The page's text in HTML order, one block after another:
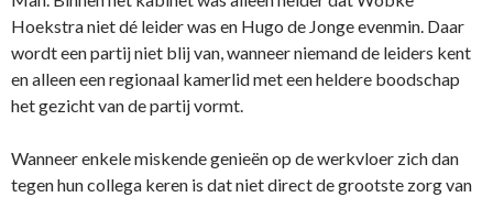
Hoekstra niet dé leider was en Hugo de Jonge evenmin. Daar
wordt een partij niet blij van, wanneer niemand de leiders kent
en alleen een regionaal kamerlid met een heldere boodschap
het gezicht van de partij vormt.
Wanneer enkele miskende genieën op de werkvloer zich dan
tegen hun collega keren is dat niet direct de grootste zorg van